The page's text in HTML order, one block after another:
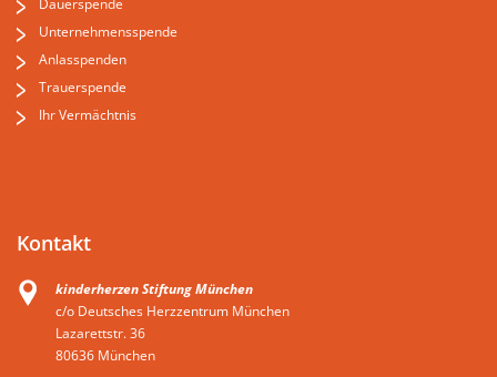
Dauerspende
Unternehmensspende
Anlasspenden
Trauerspende
Ihr Vermächtnis
Kontakt
kinderherzen Stiftung München
c/o Deutsches Herzzentrum München
Lazarettstr. 36
80636 München